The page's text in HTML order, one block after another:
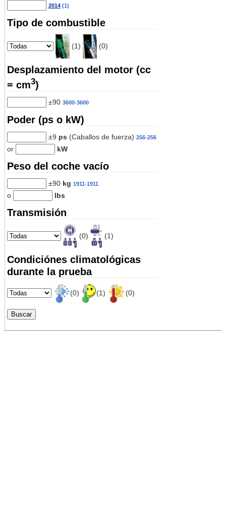
2014(1)
Tipo de combustible
(1) (0)
Desplazamiento del motor (cc
= cm3)
±90 3600-3600
Poder (ps o kW)
±9 ps (Caballos de fuerza) 256-256
or kW
Peso del coche vacío
±90 kg 1911-1911
o lbs
Transmisión
(0) (1)
Condiciónes climatológicas
durante la prueba
(0) (1) (0)